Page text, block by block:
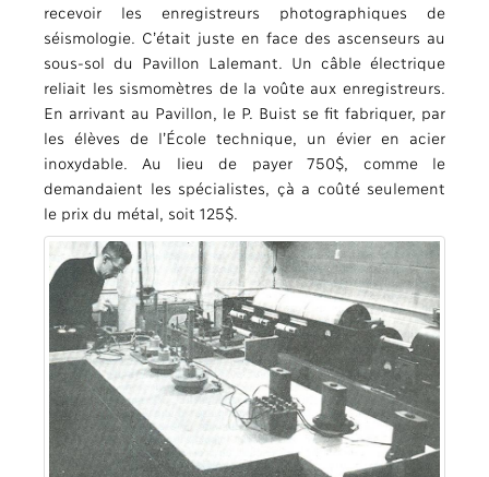
recevoir les enregistreurs photographiques de
séismologie. C’était juste en face des ascenseurs au
sous-sol du Pavillon Lalemant. Un câble électrique
reliait les sismomètres de la voûte aux enregistreurs.
En arrivant au Pavillon, le P. Buist se fit fabriquer, par
les élèves de l’École technique, un évier en acier
inoxydable. Au lieu de payer 750$, comme le
demandaient les spécialistes, çà a coûté seulement
le prix du métal, soit 125$.